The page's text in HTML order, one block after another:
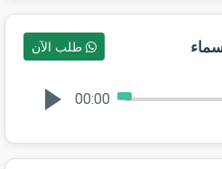
طلب الآن
00:00